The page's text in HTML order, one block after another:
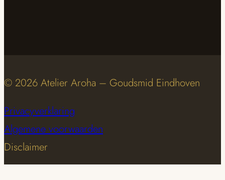
© 2026 Atelier Aroha – Goudsmid Eindhoven
Privacyverklaring
Algemene voorwaarden
Disclaimer